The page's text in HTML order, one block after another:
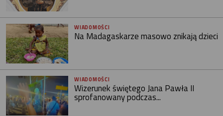
WIADOMOŚCI
Na Madagaskarze masowo znikają dzieci
WIADOMOŚCI
Wizerunek świętego Jana Pawła II
sprofanowany podczas...